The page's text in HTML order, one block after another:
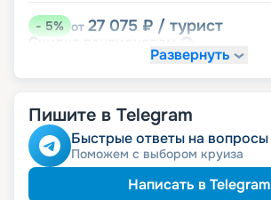
-5% от 27 075 ₽ / турист
Скидка
Развернуть
Пишите в Telegram
Быстрые ответы на вопросы
Поможем с выбором круиза
Написать в Telegram